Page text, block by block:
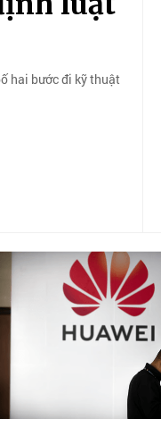
hai bước đi kỹ thuật